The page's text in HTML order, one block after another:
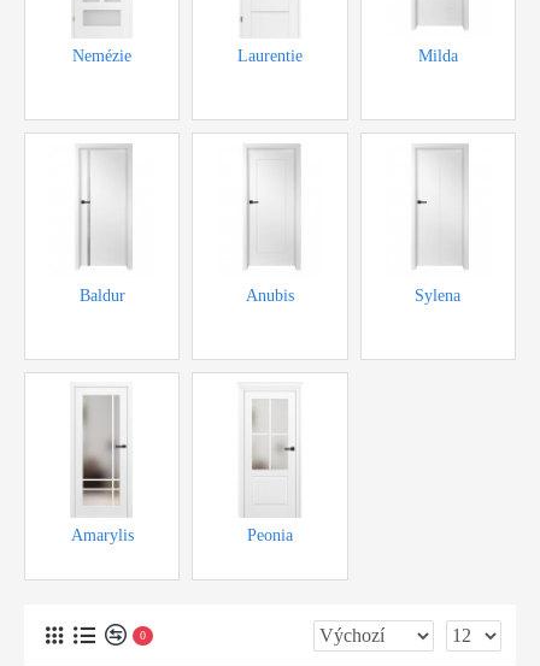
Nemézie Laurentie Milda
Baldur Anubis Sylena
Amarylis Peonia
0